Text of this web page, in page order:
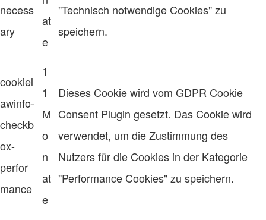
necess
ary
at
e
"Technisch notwendige Cookies" zu
speichern.
cookiel
awinfo-
checkb
ox-
perfor
mance
1
1
M
o
n
at
e
Dieses Cookie wird vom GDPR Cookie
Consent Plugin gesetzt. Das Cookie wird
verwendet, um die Zustimmung des
Nutzers für die Cookies in der Kategorie
"Performance Cookies" zu speichern.